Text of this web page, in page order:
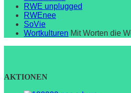
RWE unplugged
RWEnee
SoVie
Wortkulturen Mit Worten die
AKTIONEN